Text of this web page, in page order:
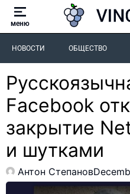
меню
НОВОСТИ ОБЩЕСТВО
Facebook
закрытие
и шутками
Антон Степанов